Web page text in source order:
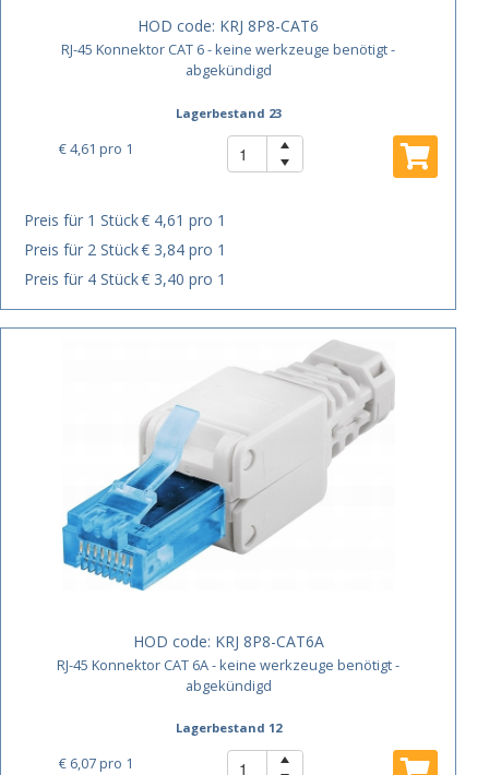
HOD code: KRJ 8P8-CAT6
RJ-45 Konnektor CAT 6 - keine werkzeuge benötigt -
abgekündigd
Lagerbestand 23
€ 4,61 pro 1
Preis für 1 Stück€ 4,61 pro 1
Preis für 2 Stück€ 3,84 pro 1
Preis für 4 Stück€ 3,40 pro 1
HOD code: KRJ 8P8-CAT6A
RJ-45 Konnektor CAT 6A - keine werkzeuge benötigt -
abgekündigd
Lagerbestand 12
€ 6,07pro 1